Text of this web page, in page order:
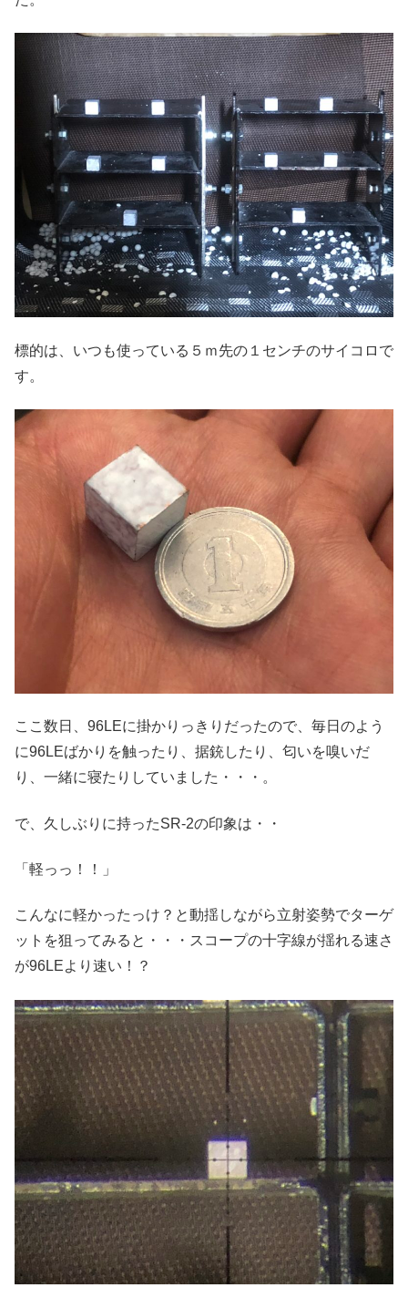
標的は、いつも使っている５ｍ先の１センチのサイコロで
す。
ここ数日、96LEに掛かりっきりだったので、毎日のよう
に96LEばかりを触ったり、据銃したり、匂いを嗅いだ
り、一緒に寝たりしていました・・・。
で、久しぶりに持ったSR-2の印象は・・
「軽っっ！！」
こんなに軽かったっけ？と動揺しながら立射姿勢でターゲ
ットを狙ってみると・・・スコープの十字線が揺れる速さ
が96LEより速い！？